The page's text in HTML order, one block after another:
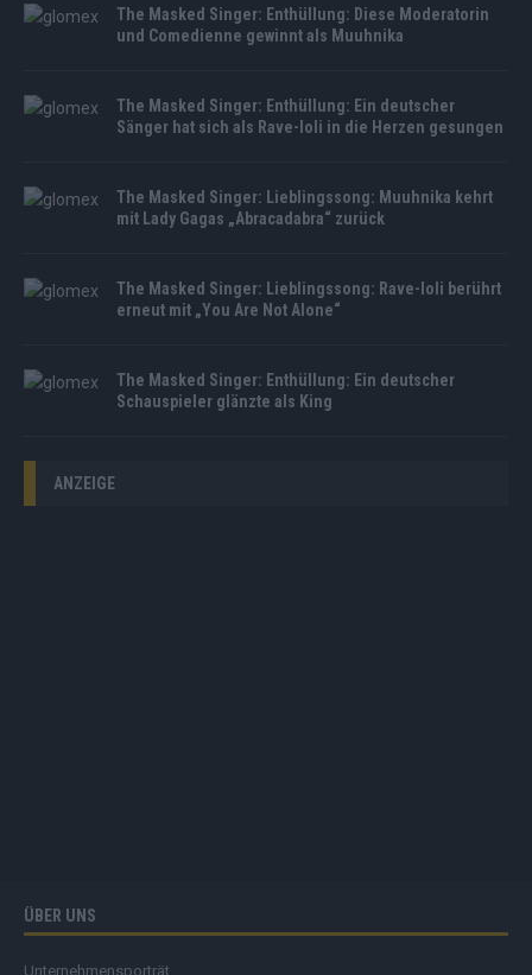
The Masked Singer: Enthüllung: Diese Moderatorin
und Comedienne gewinnt als Muuhnika
The Masked Singer: Enthüllung: Ein deutscher
Sänger hat sich als Rave-Ioli in die Herzen gesungen
The Masked Singer: Lieblingssong: Muuhnika kehrt
mit Lady Gagas „Abracadabra“ zurück
The Masked Singer: Lieblingssong: Rave-Ioli berührt
erneut mit „You Are Not Alone“
The Masked Singer: Enthüllung: Ein deutscher
Schauspieler glänzte als King
ANZEIGE
ÜBER UNS
Unternehmensporträt